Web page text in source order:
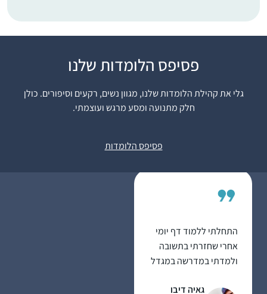
פסיפס הלומדות שלנו
גלי את קהילת הלומדות שלנו, מגוון נשים, רקעים וסיפורים. כולן
חלק מתנועה ומסע מרגש ועוצמתי.
פסיפס הלומדות
המדרשה במגדל עוז,
בינתיים נהנית מאוד
מהלימוד ומהגמרא,
מעניין ומשמח מאוד!
כל יום, לפעמים משלימה
מרגישה שיש עוגן מקובע
ביום שלי והוא משמח
מאוד!
אוריה קסנר
התחלתי ללמוד דף יומי
אחרי שחזרתי בתשובה
ולמדתי במדרשה במגדל
חומר למחשבה על
גאיה דיבו